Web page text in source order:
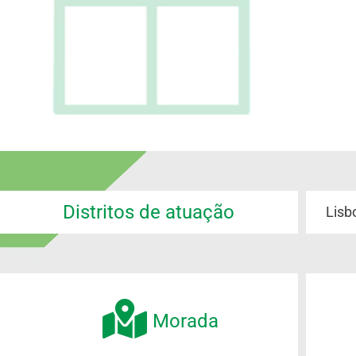
Distritos de atuação
Morada